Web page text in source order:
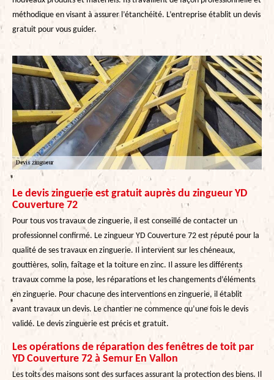
méthodique en visant à assurer l’étanchéité. L’entreprise établit un devis
gratuit pour vous guider.
Le devis zinguerie est gratuit auprès du zingueur YD
Couverture 72
Pour tous vos travaux de zinguerie, il est conseillé de contacter un
professionnel confirmé. Le zingueur YD Couverture 72 est réputé pour la
qualité de ses travaux en zinguerie. Il intervient sur les chéneaux,
gouttières, solin, faîtage et la toiture en zinc. Il assure les différents
travaux comme la pose, les réparations et les changements d’éléments
en zinguerie. Pour chacune des interventions en zinguerie, il établit
avant travaux un devis. Le chantier ne commence qu’une fois le devis
validé. Le devis zinguerie est précis et gratuit.
Les opérations de réparation des fenêtres de toit par
YD Couverture 72 à Semur En Vallon
Les toits des maisons sont des surfaces assurant la protection des biens. Il